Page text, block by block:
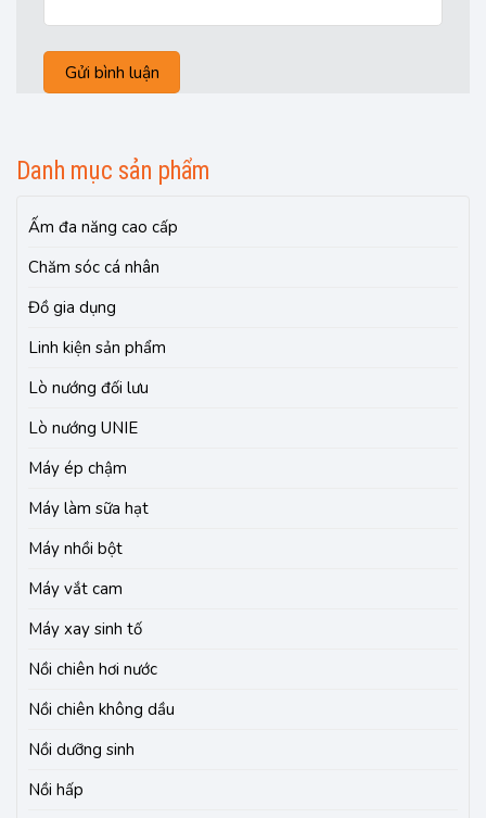
Danh mục sản phẩm
Ấm đa năng cao cấp
Chăm sóc cá nhân
Đồ gia dụng
Linh kiện sản phẩm
Lò nướng đối lưu
Lò nướng UNIE
Máy ép chậm
Máy làm sữa hạt
Máy nhồi bột
Máy vắt cam
Máy xay sinh tố
Nồi chiên hơi nước
Nồi chiên không dầu
Nồi dưỡng sinh
Nồi hấp